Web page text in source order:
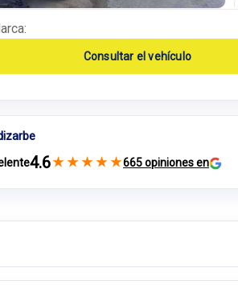
Consultar el vehículo
4.6★ ★ ★ ★ ★665 opiniones en